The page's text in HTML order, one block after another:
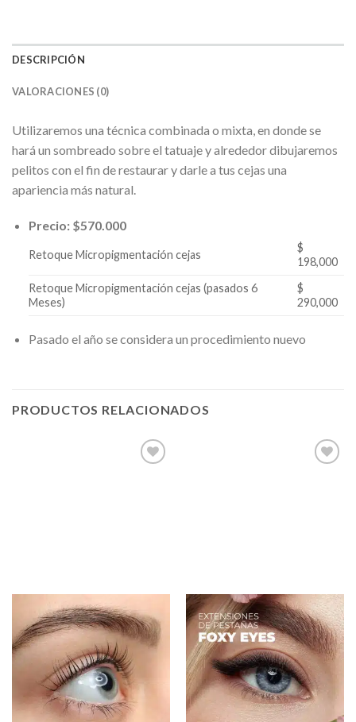
DESCRIPCIÓN
VALORACIONES (0)
Utilizaremos una técnica combinada o mixta, en donde se
hará un sombreado sobre el tatuaje y alrededor dibujaremos
pelitos con el fin de restaurar y darle a tus cejas una
apariencia más natural.
Precio: $570.000
Retoque Micropigmentación cejas
$
198,000
Retoque Micropigmentación cejas (pasados 6
Meses)
$
290,000
Pasado el año se considera un procedimiento nuevo
PRODUCTOS RELACIONADOS